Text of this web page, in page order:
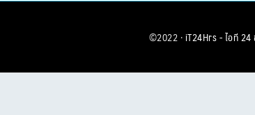
©2022 ·iT24Hrs - ไอที 24